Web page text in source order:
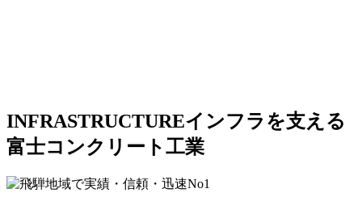
INFRASTRUCTUREインフラを支える
富士コンクリート工業